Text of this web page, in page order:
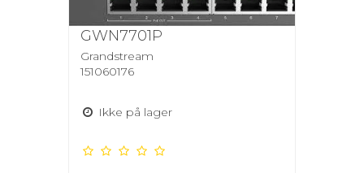
GWN7701P
Grandstream
151060176
Ikke på lager